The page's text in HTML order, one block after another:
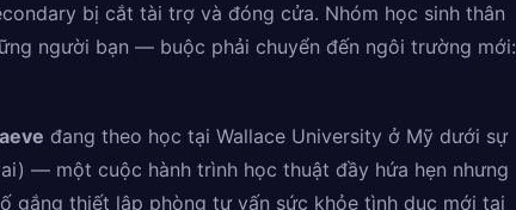
bị cắt tài trợ và đóng cửa. Nhóm học sinh thân
người bạn — buộc phải chuyển đến ngôi trường mới:
đang theo học tại Wallace University ở Mỹ dưới sự
— một cuộc hành trình học thuật đầy hứa hẹn nhưng
gắng thiết lập phòng tư vấn sức khỏe tình dục mới tại